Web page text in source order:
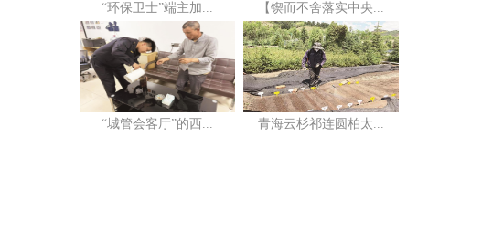
“环保卫士”端主加... 【锲而不舍落实中央...
“城管会客厅”的西... 青海云杉祁连圆柏太...